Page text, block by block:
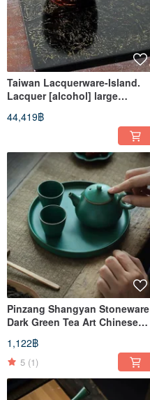
Taiwan Lacquerware-Island.
Lacquer [alcohol] large
lacquer tray with natural
lacquer
44,419฿
Pinzang Shangyan Stoneware
Dark Green Tea Art Chinese
Teapot Set
1,122฿
5 (1)